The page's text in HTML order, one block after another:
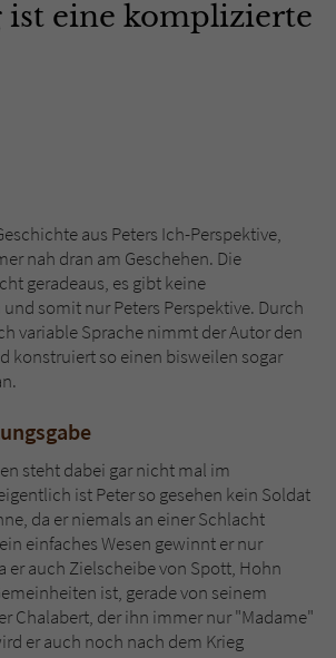
ist eine komplizierte
aus Peters Ich-Perspektive,
nah dran am Geschehen. Die
geradeaus, es gibt keine
somit nur Peters Perspektive. Durch
variable Sprache nimmt der Autor den
konstruiert so einen bisweilen sogar
steht dabei gar nicht mal im
ist Peter so gesehen kein Soldat
da er niemals an einer Schlacht
einfaches Wesen gewinnt er nur
er auch Zielscheibe von Spott, Hohn
ist, gerade von seinem
Chalabert, der ihn immer nur "Madame"
er auch noch nach dem Krieg